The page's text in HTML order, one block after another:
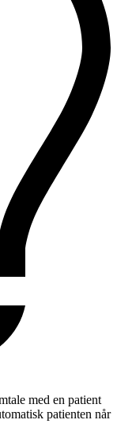
med en patient
patienten når